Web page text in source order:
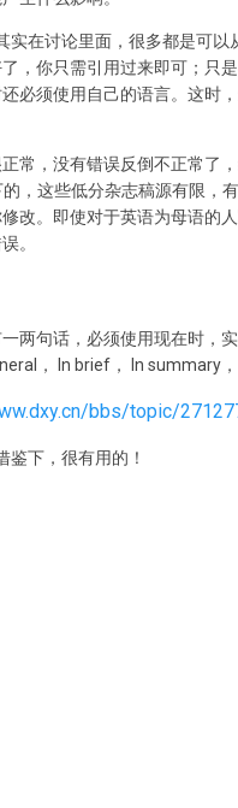
在讨论里面，很多都是可
，你只需引用过来即可；只
必须使用自己的语言。这时
常，没有错误反倒不正常了
，这些低分杂志稿源有限，
改。即使对于英语为母语的
。
两句话，必须使用现在时
， In brief， In summary
bbs/topic/
鉴下，很有用的！